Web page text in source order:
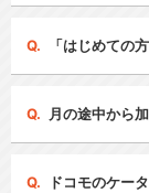
「はじめての
月の途中から
ドコモのケー